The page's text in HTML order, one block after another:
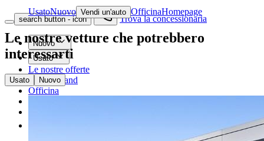
search button - icon Trova la concessionaria
Nuovo
Usato
Le nostre offerte
I nostri brand
Officina
UsatoNuovo Vendi un'auto OfficinaHomepage
Le nostre vetture che potrebbero
interessarti
Usato Nuovo